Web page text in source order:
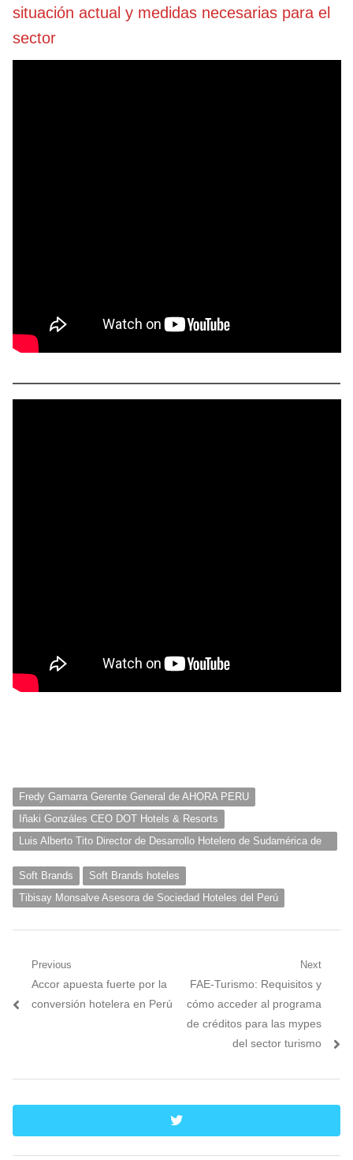
situación actual y medidas necesarias para el
sector
Fredy Gamarra Gerente General de AHORA PERU
Iñaki Gonzáles CEO DOT Hotels & Resorts
Luis Alberto Tito Director de Desarrollo Hotelero de Sudamérica de
Soft Brands
Soft Brands hoteles
Tibisay Monsalve Asesora de Sociedad Hoteles del Perú
Navegación
de
Previous
Previous
post:
Accor apuesta fuerte por la
conversión hotelera en Perú
Next
Next
post:
FAE-Turismo: Requisitos y
cómo acceder al programa
de créditos para las mypes
del sector turismo
twitter